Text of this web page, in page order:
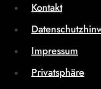
Kontakt
Impressum
Privatsphäre